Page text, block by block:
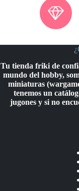
Tu tienda friki de
mundo del hobby,
miniaturas
tenemos un
jugones y si no